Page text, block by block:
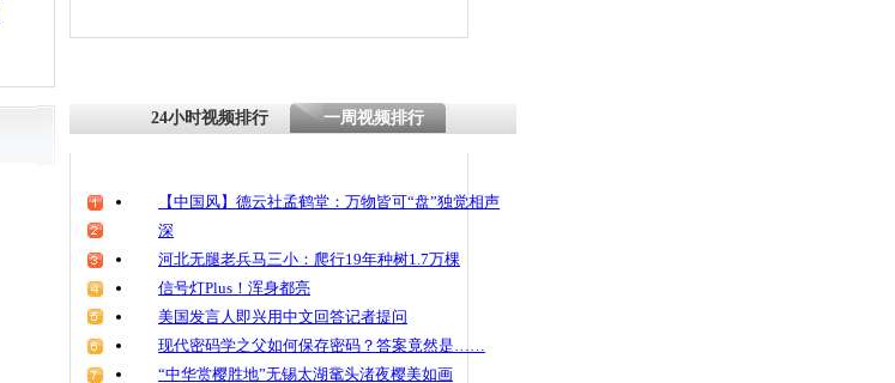
24小时视频排行 一周视频排行
【中国风】德云社孟鹤堂：万物皆可“盘”独觉相声
深
河北无腿老兵马三小：爬行19年种树1.7万棵
信号灯Plus！浑身都亮
美国发言人即兴用中文回答记者提问
现代密码学之父如何保存密码？答案竟然是……
“中华赏樱胜地”无锡太湖鼋头渚夜樱美如画